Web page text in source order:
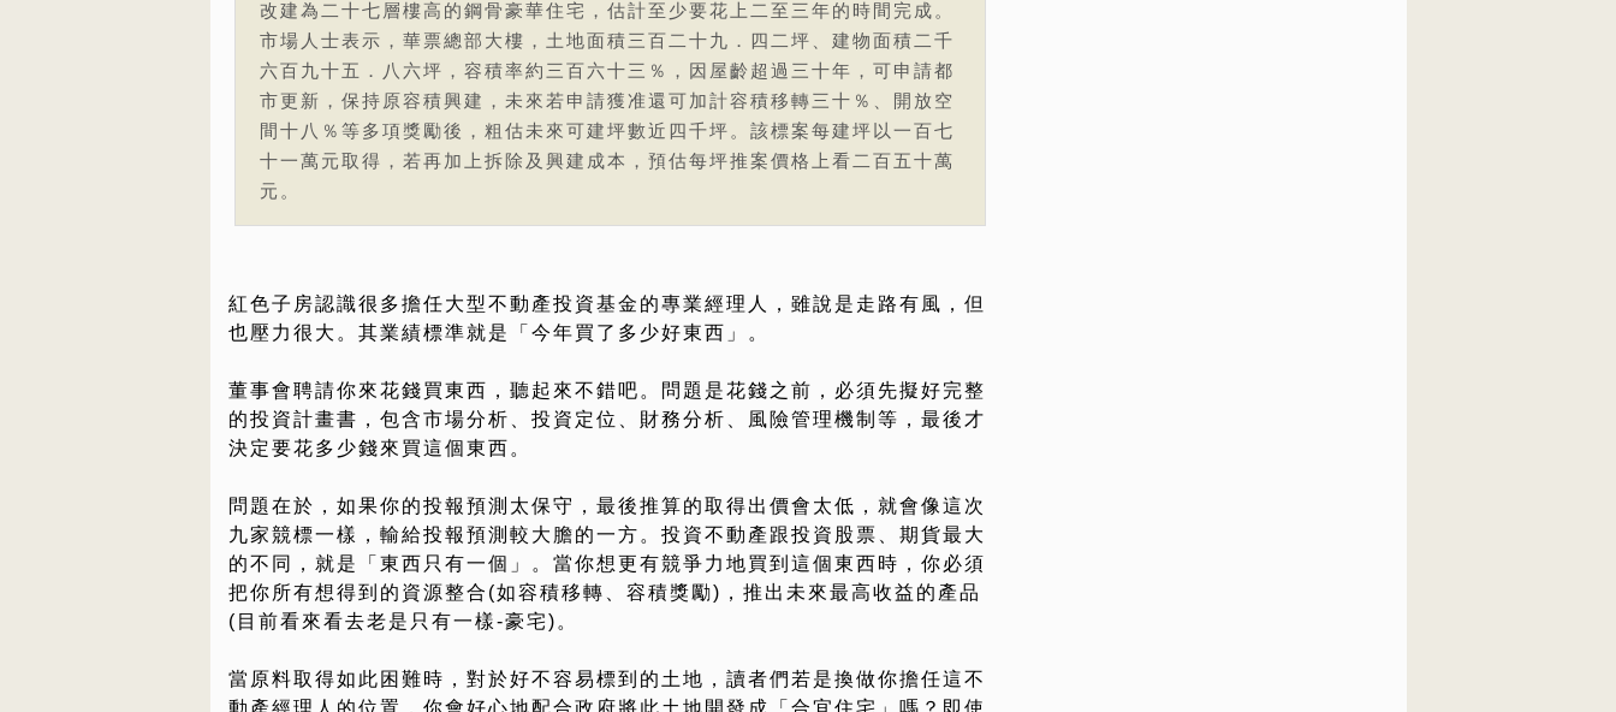
改建為二十七層樓高的鋼骨豪華住宅，估計至少要花上二至三年的時間完成。
市場人士表示，華票總部大樓，土地面積三百二十九．四二坪、建物面積二千
六百九十五．八六坪，容積率約三百六十三％，因屋齡超過三十年，可申請都
市更新，保持原容積興建，未來若申請獲准還可加計容積移轉三十％、開放空
間十八％等多項獎勵後，粗估未來可建坪數近四千坪。該標案每建坪以一百七
十一萬元取得，若再加上拆除及興建成本，預估每坪推案價格上看二百五十萬
元。
紅色子房認識很多擔任大型不動產投資基金的專業經理人，雖說是走路有風，但
也壓力很大。其業績標準就是「今年買了多少好東西」。
董事會聘請你來花錢買東西，聽起來不錯吧。問題是花錢之前，必須先擬好完整
的投資計畫書，包含市場分析、投資定位、財務分析、風險管理機制等，最後才
決定要花多少錢來買這個東西。
問題在於，如果你的投報預測太保守，最後推算的取得出價會太低，就會像這次
九家競標一樣，輸給投報預測較大膽的一方。投資不動產跟投資股票、期貨最大
的不同，就是「東西只有一個」。當你想更有競爭力地買到這個東西時，你必須
把你所有想得到的資源整合(如容積移轉、容積獎勵)，推出未來最高收益的產品
(目前看來看去老是只有一樣-豪宅)。
當原料取得如此困難時，對於好不容易標到的土地，讀者們若是換做你擔任這不
動產經理人的位置，你會好心地配合政府將此土地開發成「合宜住宅」嗎？即使